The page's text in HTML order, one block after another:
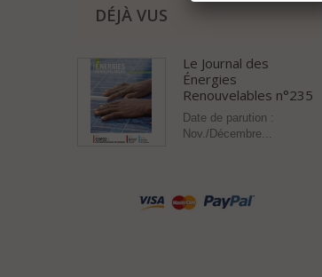
DÉJÀ VUS
Le Journal des
Énergies
Renouvelables n°235
Date de parution :
Nov./Décembre...